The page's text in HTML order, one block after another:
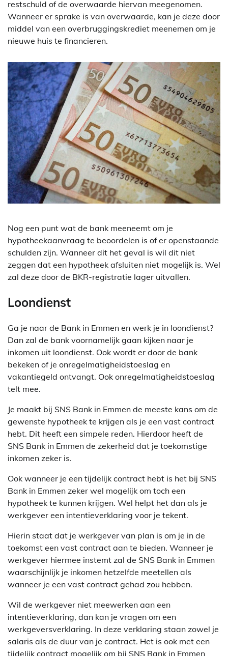
restschuld of de overwaarde hiervan meegenomen.
Wanneer er sprake is van overwaarde, kan je deze door
middel van een overbruggingskrediet meenemen om je
nieuwe huis te financieren.
Nog een punt wat de bank meeneemt om je
hypotheekaanvraag te beoordelen is of er openstaande
schulden zijn. Wanneer dit het geval is wil dit niet
zeggen dat een hypotheek afsluiten niet mogelijk is. Wel
zal deze door de BKR-registratie lager uitvallen.
Loondienst
Ga je naar de Bank in Emmen en werk je in loondienst?
Dan zal de bank voornamelijk gaan kijken naar je
inkomen uit loondienst. Ook wordt er door de bank
bekeken of je onregelmatigheidstoeslag en
vakantiegeld ontvangt. Ook onregelmatigheidstoeslag
telt mee.
Je maakt bij SNS Bank in Emmen de meeste kans om de
gewenste hypotheek te krijgen als je een vast contract
hebt. Dit heeft een simpele reden. Hierdoor heeft de
SNS Bank in Emmen de zekerheid dat je toekomstige
inkomen zeker is.
Ook wanneer je een tijdelijk contract hebt is het bij SNS
Bank in Emmen zeker wel mogelijk om toch een
hypotheek te kunnen krijgen. Wel helpt het dan als je
werkgever een intentieverklaring voor je tekent.
Hierin staat dat je werkgever van plan is om je in de
toekomst een vast contract aan te bieden. Wanneer je
werkgever hiermee instemt zal de SNS Bank in Emmen
waarschijnlijk je inkomen hetzelfde meetellen als
wanneer je een vast contract gehad zou hebben.
Wil de werkgever niet meewerken aan een
intentieverklaring, dan kan je vragen om een
werkgeversverklaring. In deze verklaring staan zowel je
salaris als de duur van je contract. Het is ook met een
tijdelijk contract mogelijk om bij SNS Bank in Emmen